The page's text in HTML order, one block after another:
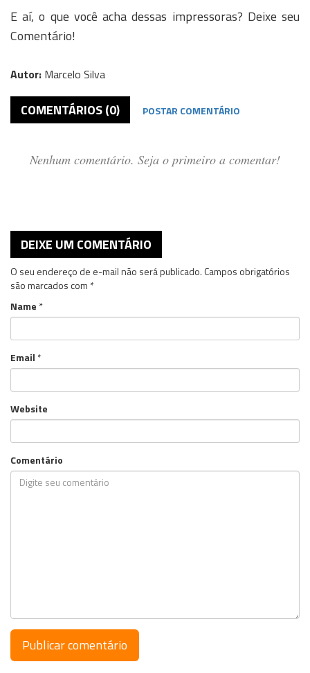
E aí, o que você acha dessas impressoras? Deixe seu
Comentário!
Autor: Marcelo Silva
COMENTÁRIOS (0) POSTAR COMENTÁRIO
Nenhum comentário. Seja o primeiro a comentar!
DEIXE UM COMENTÁRIO
O seu endereço de e-mail não será publicado. Campos obrigatórios
são marcados com *
Name *
Email *
Website
Comentário